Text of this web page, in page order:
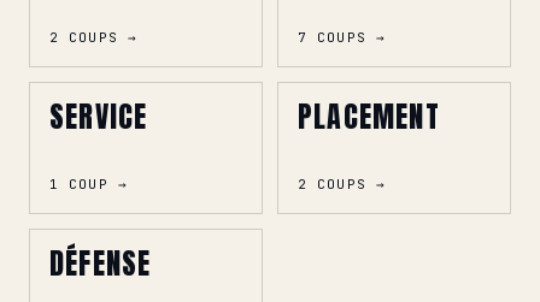
2 COUPS → 7 COUPS →
SERVICE
1 COUP →
PLACEMENT
2 COUPS →
DÉFENSE